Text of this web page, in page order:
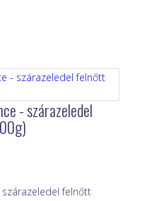
- szárazeledel
szárazeledel felnőtt